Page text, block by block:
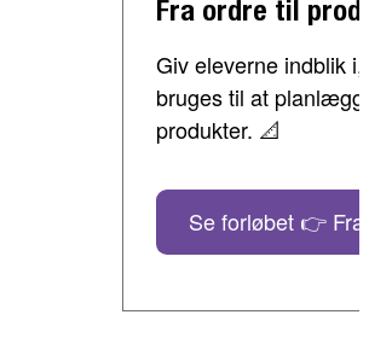
Fra ordre til
Giv eleverne indblik
bruges til at
produkter. 📐
Se forløbet 👉